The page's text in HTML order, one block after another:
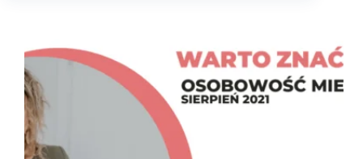
współpracować
mediami?